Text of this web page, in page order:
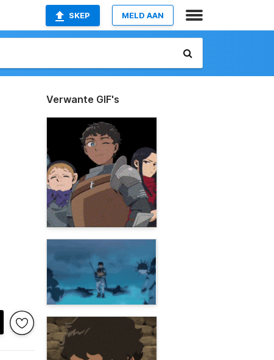
SKEP MELD AAN
Verwante GIF's